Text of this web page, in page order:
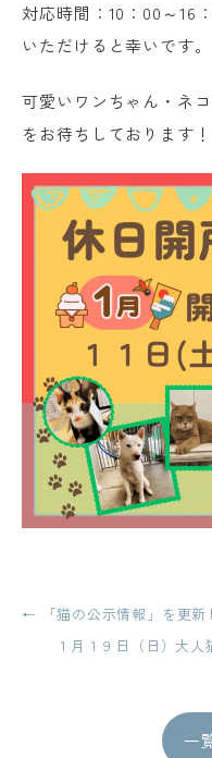
対応時間：10：00～
いただけると幸いです。
可愛いワンちゃん・ネ
をお待ちしております！
投
←
「猫の公示情報」を更新
１月１９日（日）大人
一